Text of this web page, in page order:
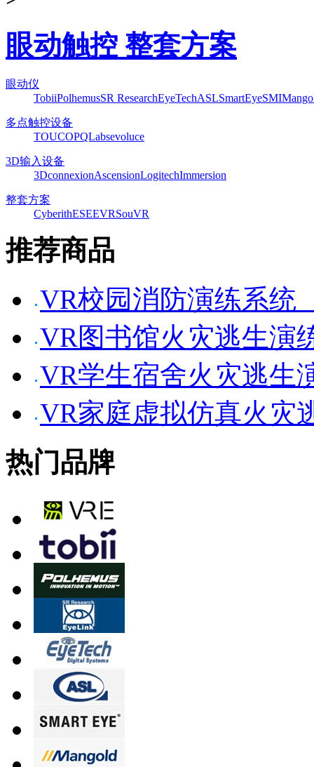
眼动触控 整套方案
眼动仪
TobiiPolhemusSR ResearchEyeTechASLSmartEyeSMI
多点触控设备
TOUCOPQLabsevoluce
3D输入设备
3DconnexionAscensionLogitechImmersion
整套方案
CyberithESEEVRSouVR
推荐商品
VR校园消防演练系统
VR图书馆火灾逃生演
VR学生宿舍火灾逃生
VR家庭虚拟仿真火灾
热门品牌